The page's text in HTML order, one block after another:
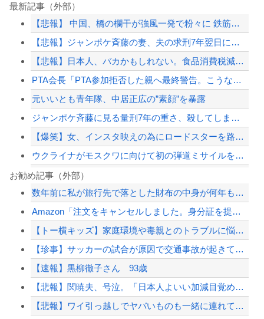
最新記事（外部）
【悲報】 中国、橋の欄干が強風一発で粉々に 鉄筋ゼロ 当局「接着剤でくっつけただ...
【悲報】ジャンポケ斉藤の妻、夫の求刑7年翌日にウキウキでInstagram更新
【悲報】日本人、バカかもしれない。食品消費税減税（8%→1%）に93.2%が賛成...
PTA会長「PTA参加拒否した親へ最終警告。こうなってもいい？」
元いいとも青年隊、中居正広の”素顔”を暴露
ジャンポケ斉藤に見る量刑7年の重さ、殺してしまい傷害致死罪を狙う方が量刑的には軽...
【爆笑】女、インスタ映えの為にロードスターを路肩に止めて記念撮影していたら後続車...
ウクライナがモスクワに向けて初の弾道ミサイルを発射か？！
高市首相、公用車を3000万円超の新型センチュリーSUVに変更ｗｗｗｗｗｗｗ
中国、三峡ダムが全開放流。長江流域で深刻な洪水被害
【悲報】経済大国の日本、世界に売るものがなさすぎて史上初めて韓国台湾に輸出額抜か...
【配信者】「金バエ」のSNS更新が1週間途絶え、様々な憶測が飛び交う。1週間ぶり...
お勧め記事（外部）
数年前に私が旅行先で落とした財布の中身が何年も経ってから別の旅行先で私自身によっ...
Amazon「注文をキャンセルしました。身分証を提出してください」 X民「は？怪...
【トー横キッズ】家庭環境や毒親とのトラブルに悩む若者「大人に相談しても具体的に何...
【珍事】サッカーの試合が原因で交通事故が起きてしまう。
【速報】黒柳徹子さん 93歳
【悲報】関暁夫、号泣。「日本人よいい加減目覚めろ！」と涙の訴え
【悲報】ワイ引っ越しでヤバいものも一緒に連れてきてしまった模様